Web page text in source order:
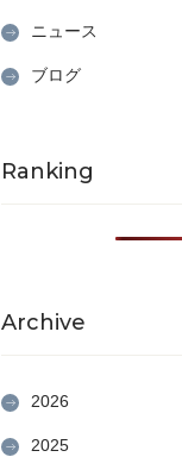
ニュース
ブログ
Ranking
Archive
2026
2025